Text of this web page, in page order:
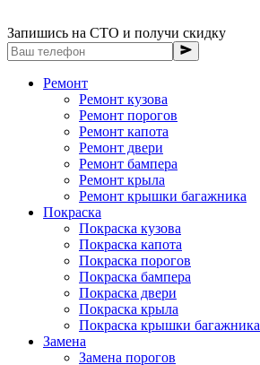
Запишись на СТО и получи скидку
Ремонт
Ремонт кузова
Ремонт порогов
Ремонт капота
Ремонт двери
Ремонт бампера
Ремонт крыла
Ремонт крышки багажника
Покраска
Покраска кузова
Покраска капота
Покраска порогов
Покраска бампера
Покраска двери
Покраска крыла
Покраска крышки багажника
Замена
Замена порогов